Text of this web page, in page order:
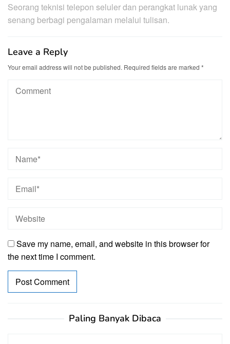
Seorang teknisi telepon seluler dan perangkat lunak yang
senang berbagi pengalaman melalui tulisan.
Leave a Reply
Your email address will not be published. Required fields are marked *
Save my name, email, and website in this browser for
the next time I comment.
Paling Banyak Dibaca